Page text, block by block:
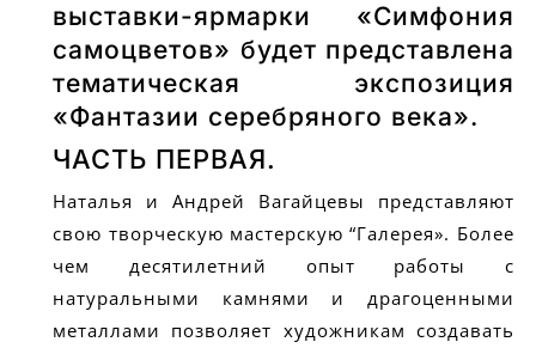
выставки-ярмарки «Симфония
самоцветов» будет представлена
тематическая экспозиция
«Фантазии серебряного века».
ЧАСТЬ ПЕРВАЯ.
Наталья и Андрей Вагайцевы представляют
свою творческую мастерскую “Галерея». Более
чем десятилетний опыт работы с
натуральными камнями и драгоценными
металлами позволяет художникам создавать